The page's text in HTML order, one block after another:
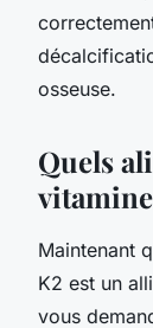
osseuse.
Quels
Maintenant
K2 est un
vous